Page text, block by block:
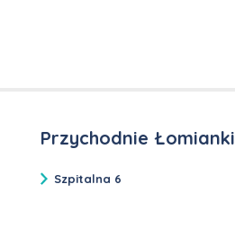
Przychodnie Łomianki
Szpitalna 6